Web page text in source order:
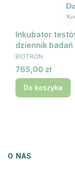
Inkubator
dziennik badań
PRODUCENT
BIOTRON
Cena
765,00 zł
Do koszyka
Linki w stopce
O NAS